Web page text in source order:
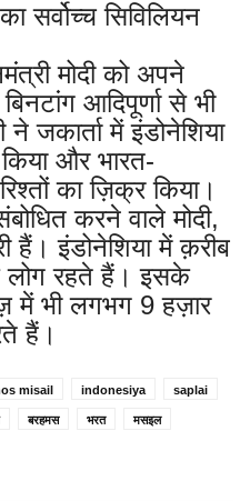
सर्वोच्च सिविलियन
मोदी को अपने
आदिपूर्णा से भी
ने जकार्ता में इंडोनेशिया
और भारत-
का ज़िक्र किया।
करने वाले मोदी,
हैं। इंडोनेशिया में क़रीब
लोग रहते हैं। इसके
में भी लगभग 9 हज़ार
हैं।
misail indonesiya saplai
बरहमस भरत मसइल